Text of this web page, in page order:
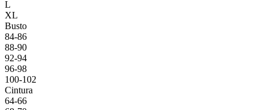
L
XL
Busto
84-86
88-90
92-94
96-98
100-102
Cintura
64-66